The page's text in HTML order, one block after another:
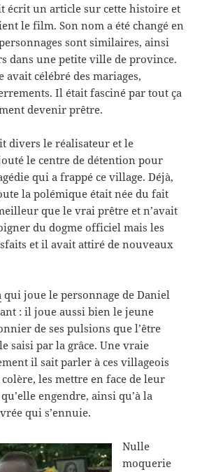
écrit un article sur cette histoire et
le film. Son nom a été changé en
sont similaires, ainsi
dans une petite ville de province.
avait célébré des mariages,
Il était fasciné par tout ça
devenir prêtre.
divers le réalisateur et le
le centre de détention pour
qui a frappé ce village. Déjà,
la polémique était née du fait
que le vrai prêtre et n’avait
du dogme officiel mais les
et il avait attiré de nouveaux
qui joue le personnage de Daniel
: il joue aussi bien le jeune
de ses pulsions que l’être
saisi par la grâce. Une vraie
il sait parler à ces villageois
les mettre en face de leur
engendre, ainsi qu’à la
qui s’ennuie.
Nulle
moquerie